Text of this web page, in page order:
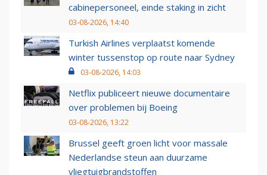
cabinepersoneel, einde staking in zicht
03-08-2026, 14:40
Turkish Airlines verplaatst komende
winter tussenstop op route naar Sydney
03-08-2026, 14:03
Netflix publiceert nieuwe documentaire
over problemen bij Boeing
03-08-2026, 13:22
Brussel geeft groen licht voor massale
Nederlandse steun aan duurzame
vliegtuigbrandstoffen